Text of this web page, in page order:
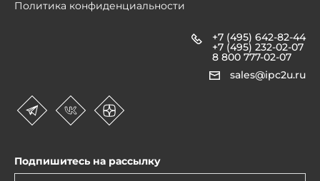
+7 (495) 642-82-44
+7 (495) 232-02-07
8 800 777-02-07
sales@ipc2u.ru
Политика конфиденциальности
Подпишитесь на рассылку